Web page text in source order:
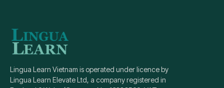
Lingua Learn Vietnam is operated under licence by
Lingua Learn Elevate Ltd, a company registered in